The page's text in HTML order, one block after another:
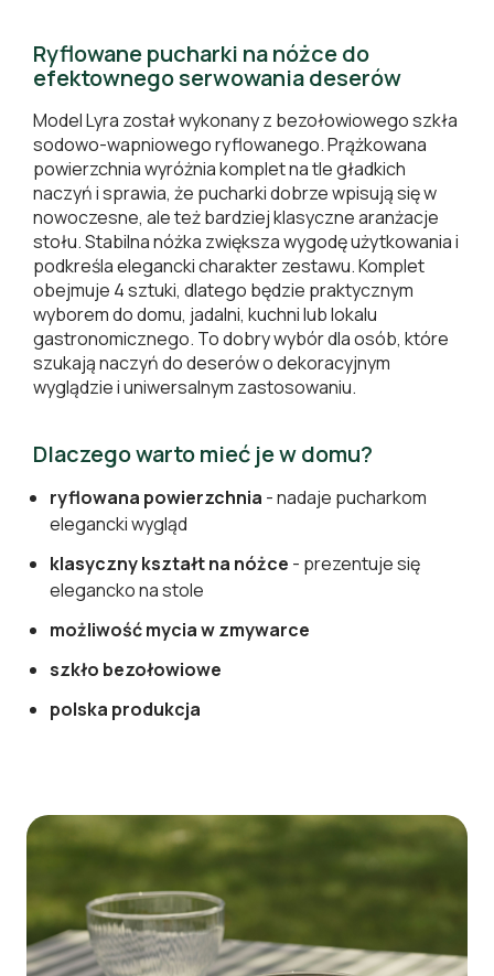
Ryflowane pucharki na nóżce do
efektownego serwowania deserów
Model Lyra został wykonany z bezołowiowego szkła
sodowo-wapniowego ryflowanego. Prążkowana
powierzchnia wyróżnia komplet na tle gładkich
naczyń i sprawia, że pucharki dobrze wpisują się w
nowoczesne, ale też bardziej klasyczne aranżacje
stołu. Stabilna nóżka zwiększa wygodę użytkowania i
podkreśla elegancki charakter zestawu. Komplet
obejmuje 4 sztuki, dlatego będzie praktycznym
wyborem do domu, jadalni, kuchni lub lokalu
gastronomicznego. To dobry wybór dla osób, które
szukają naczyń do deserów o dekoracyjnym
wyglądzie i uniwersalnym zastosowaniu.
Dlaczego warto mieć je w domu?
ryflowana powierzchnia - nadaje pucharkom
elegancki wygląd
klasyczny kształt na nóżce - prezentuje się
elegancko na stole
możliwość mycia w zmywarce
szkło bezołowiowe
polska produkcja